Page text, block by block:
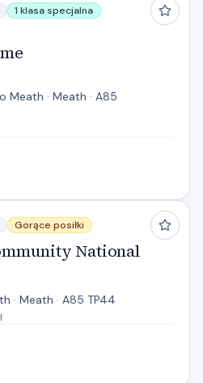
1 klasa specjalna
Meath · Meath · A85
School
Gorące posiłki
National
· Meath · A85 TP44